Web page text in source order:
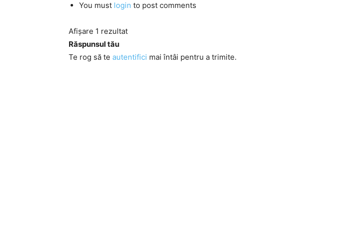
You must login to post comments
Afișare 1 rezultat
Răspunsul tău
Te rog să te autentifici mai întâi pentru a trimite.